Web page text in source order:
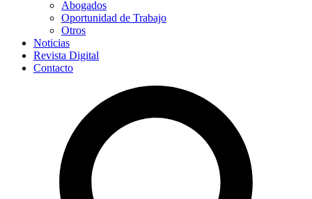
Abogados
Oportunidad de Trabajo
Otros
Noticias
Revista Digital
Contacto